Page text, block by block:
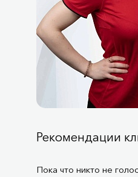
Рекомендации
Пока что никто не